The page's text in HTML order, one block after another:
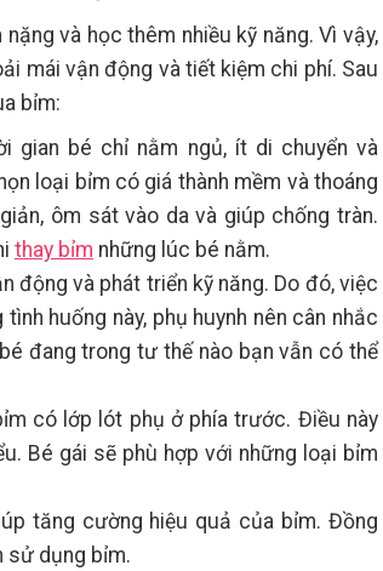
và học thêm nhiều kỹ năng. Vì vậy,
mái vận động và tiết kiệm chi phí. Sau
bỉm:
gian bé chỉ nằm ngủ, ít di chuyển và
loại bỉm có giá thành mềm và thoáng
ôm sát vào da và giúp chống tràn.
thay bỉm những lúc bé nằm.
động và phát triển kỹ năng. Do đó, việc
huống này, phụ huynh nên cân nhắc
đang trong tư thế nào bạn vẫn có thể
có lớp lót phụ ở phía trước. Điều này
Bé gái sẽ phù hợp với những loại bỉm
tăng cường hiệu quả của bỉm. Đồng
sử dụng bỉm.